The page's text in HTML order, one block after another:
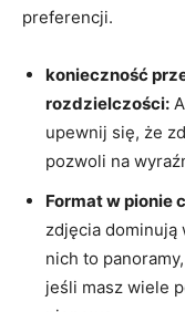
preferencji.
konieczność
rozdzielczości:
upewnij się, ​że
‍pozwoli na
Format w pionie
⁢zdjęcia
nich ⁤to
jeśli ⁣masz wiele